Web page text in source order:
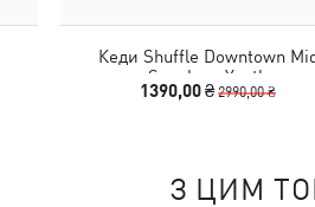
Кеди Shuffle Downtown
Sneakers Youth
1390,00 ₴2990,00 ₴
З ЦИМ